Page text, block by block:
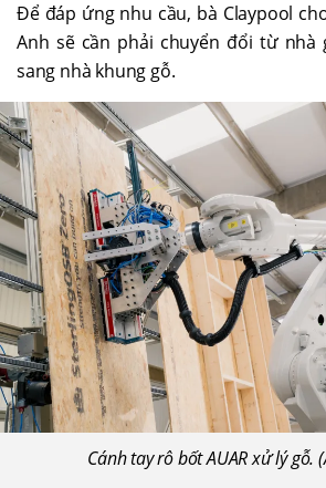
Để đáp ứng nhu cầu, bà Claypool
Anh sẽ cần phải chuyển đổi từ nhà
sang nhà khung gỗ.
Cánh tay rô bốt AUAR xử lý gỗ.